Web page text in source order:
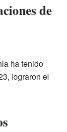
de
ha tenido
lograron el